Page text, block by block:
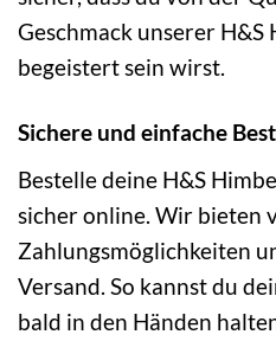
Geschmack unserer
begeistert sein wirst.
Sichere und einfache
Bestelle deine H&S
sicher online. Wir bieten
Zahlungsmöglichkeiten
Versand. So kannst du
bald in den Händen